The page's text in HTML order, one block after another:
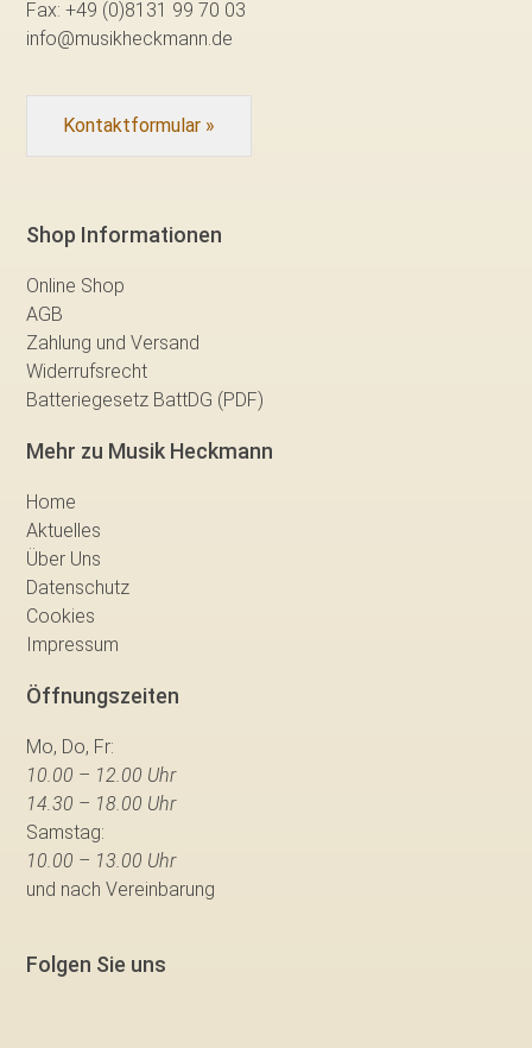
Fax:+49 (0)8131 99 70 03
info@musikheckmann.de
Kontaktformular »
Shop Informationen
Online Shop
AGB
Zahlung und Versand
Widerrufsrecht
Batteriegesetz BattDG (PDF)
Mehr zu Musik Heckmann
Home
Aktuelles
Über Uns
Datenschutz
Cookies
Impressum
Öffnungszeiten
Mo, Do, Fr:
10.00 – 12.00 Uhr
14.30 – 18.00 Uhr
Samstag:
10.00 – 13.00 Uhr
und nach Vereinbarung
Folgen Sie uns